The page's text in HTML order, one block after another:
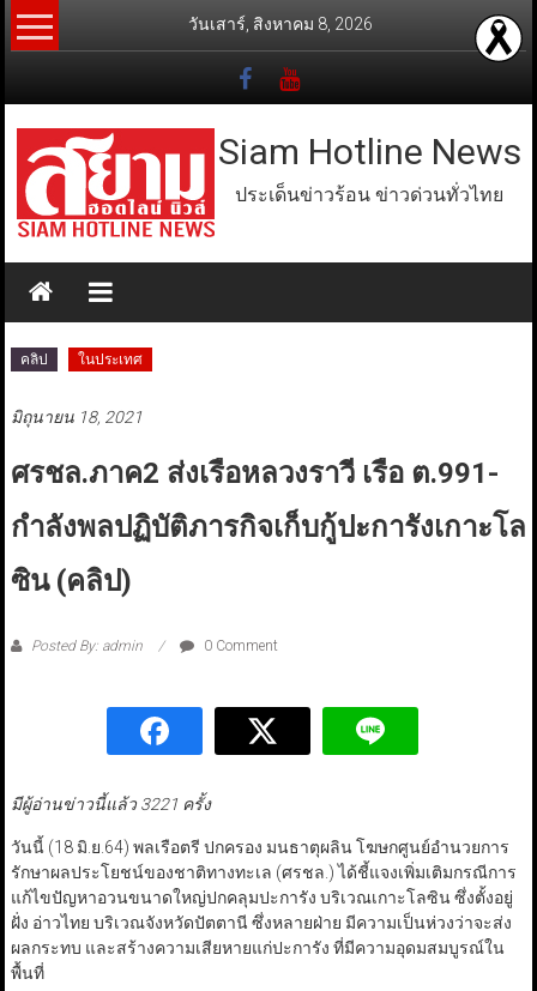
Skip
to
วันเสาร์, สิงหาคม 8, 2026
Siam Hotline News
ประเด็นข่าวร้อน ข่าวด่วนทั่วไทย
คลิป ในประเทศ
มิถุนายน 18, 2021
ศรชล.ภาค2 ส่งเรือหลวงราวี เรือ ต.991-
กำลังพลปฏิบัติภารกิจเก็บกู้ปะการังเกาะโล
ซิน (คลิป)
Posted By: admin 0 Comment
มีผู้อ่านข่าวนี้แล้ว 3221 ครั้ง
วันนี้ (18 มิ.ย.64) พลเรือตรี ปกครอง มนธาตุผลิน โฆษกศูนย์อำนวยการ
รักษาผลประโยชน์ของชาติทางทะเล (ศรชล.) ได้ชี้แจงเพิ่มเติมกรณีการ
แก้ไขปัญหาอวนขนาดใหญ่ปกคลุมปะการัง บริเวณเกาะโลซิน ซึ่งตั้งอยู่
ฝั่ง อ่าวไทย บริเวณจังหวัดปัตตานี ซึ่งหลายฝ่าย มีความเป็นห่วงว่าจะส่ง
ผลกระทบ และสร้างความเสียหายแก่ปะการัง ที่มีความอุดมสมบูรณ์ใน
พื้นที่